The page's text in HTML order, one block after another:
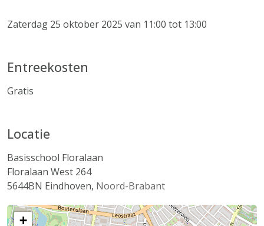
Zaterdag 25 oktober 2025 van 11:00 tot 13:00
Entreekosten
Gratis
Locatie
Basisschool Floralaan
Floralaan West 264
5644BN Eindhoven, Noord-Brabant
+